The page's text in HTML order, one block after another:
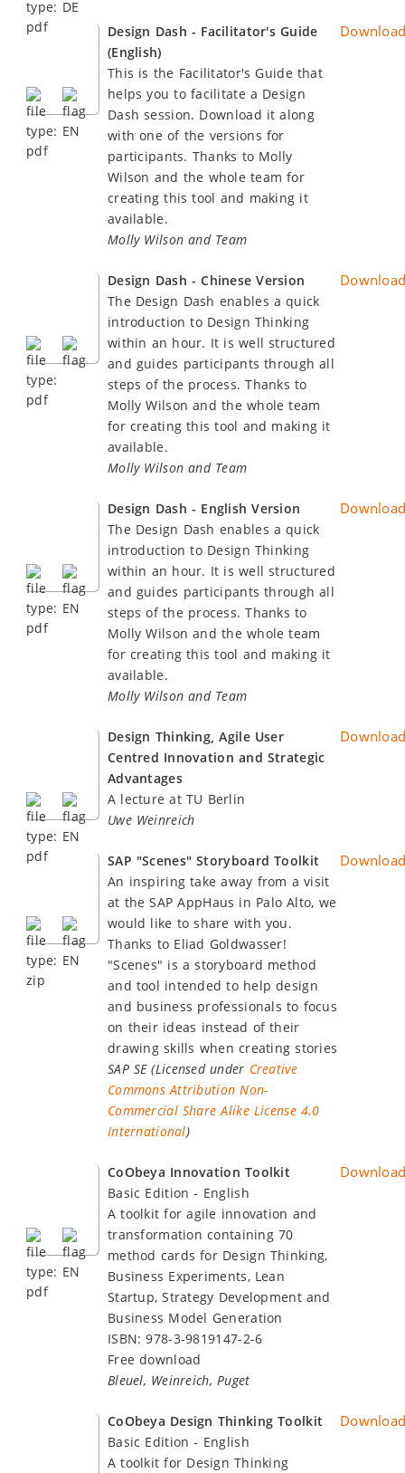
Design Dash - Facilitator's Guide
(English)
This is the Facilitator's Guide that
helps you to facilitate a Design
Dash session. Download it along
with one of the versions for
participants. Thanks to Molly
Wilson and the whole team for
creating this tool and making it
available.
Molly Wilson and Team
Design Dash - Chinese Version
The Design Dash enables a quick
introduction to Design Thinking
within an hour. It is well structured
and guides participants through all
steps of the process. Thanks to
Molly Wilson and the whole team
for creating this tool and making it
available.
Molly Wilson and Team
Design Dash - English Version
The Design Dash enables a quick
introduction to Design Thinking
within an hour. It is well structured
and guides participants through all
steps of the process. Thanks to
Molly Wilson and the whole team
for creating this tool and making it
available.
Molly Wilson and Team
Design Thinking, Agile User
Centred Innovation and Strategic
Advantages
A lecture at TU Berlin
Uwe Weinreich
SAP "Scenes" Storyboard Toolkit
An inspiring take away from a visit
at the SAP AppHaus in Palo Alto, we
would like to share with you.
Thanks to Eliad Goldwasser!
"Scenes" is a storyboard method
and tool intended to help design
and business professionals to focus
on their ideas instead of their
drawing skills when creating stories
SAP SE (Licensed under Creative
Commons Attribution Non-
Commercial Share Alike License 4.0
International)
CoObeya Innovation Toolkit
Basic Edition - English
A toolkit for agile innovation and
transformation containing 70
method cards for Design Thinking,
Business Experiments, Lean
Startup, Strategy Development and
Business Model Generation
ISBN: 978-3-9819147-2-6
Free download
Bleuel, Weinreich, Puget
CoObeya Design Thinking Toolkit
Basic Edition - English
A toolkit for Design Thinking